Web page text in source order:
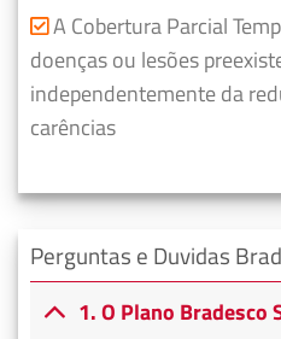
A Cobertura Parcial
doenças ou lesões
independentemente da
carências
Perguntas e Duvidas
1. O Plano Bradesco